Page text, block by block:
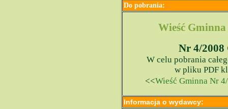
Do pobrania:
Wieść
Nr 4/2008
W celu pobrania
w pliku PDF
<<Wieść Gminna Nr
Informacja o wydawcy: